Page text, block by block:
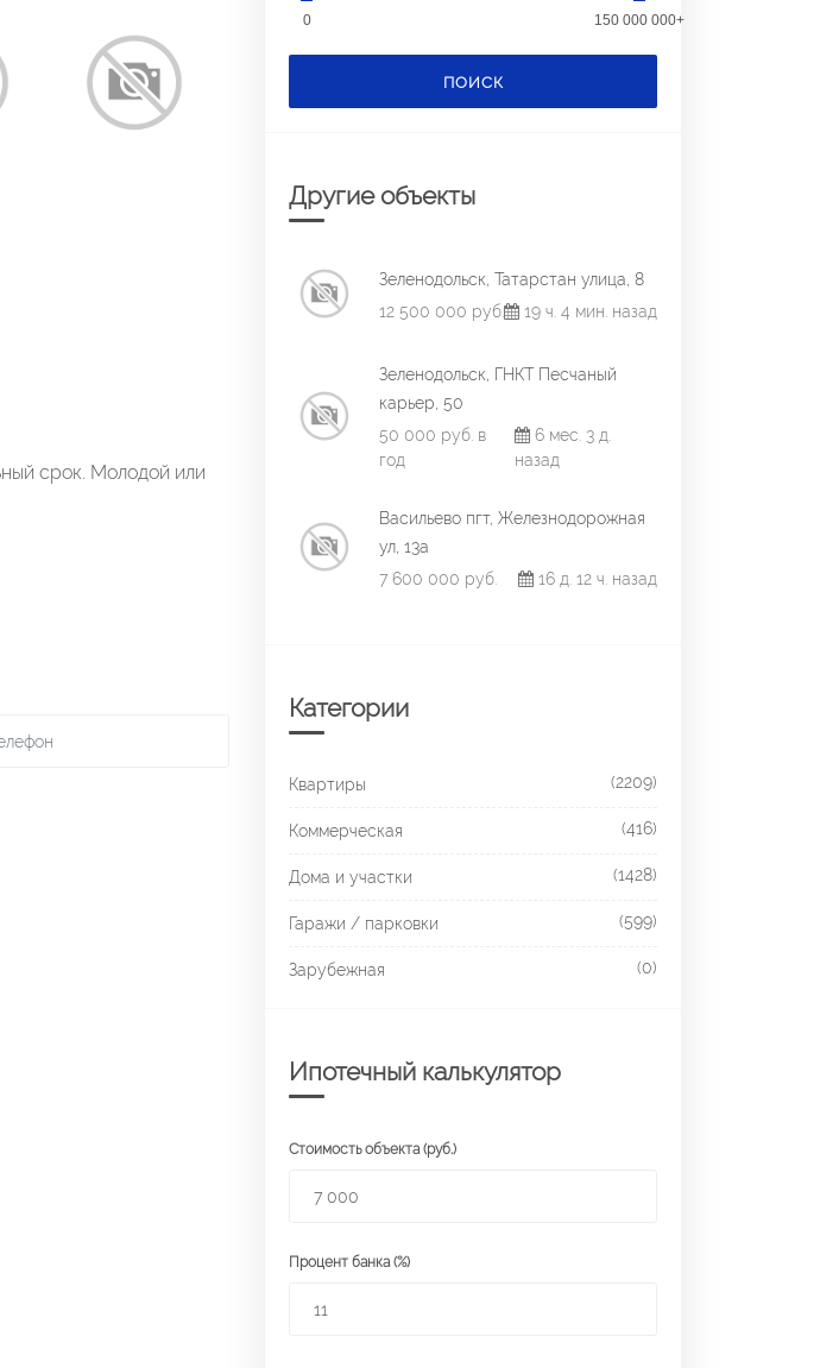
срок. Молодой или
0 150 000 000+
ПОИСК
Другие объекты
Зеленодольск, Татарстан улица, 8
12 500 000 руб.
19 ч. 4 мин. назад
Зеленодольск, ГНКТ Песчаный
карьер, 50
50 000 руб. в
год
6 мес. 3 д.
назад
Васильево пгт, Железнодорожная
ул, 13а
7 600 000 руб.
16 д. 12 ч. назад
Категории
Квартиры (2209)
Коммерческая (416)
Дома и участки (1428)
Гаражи / парковки (599)
Зарубежная (0)
Ипотечный калькулятор
Стоимость объекта (руб.)
Процент банка (%)